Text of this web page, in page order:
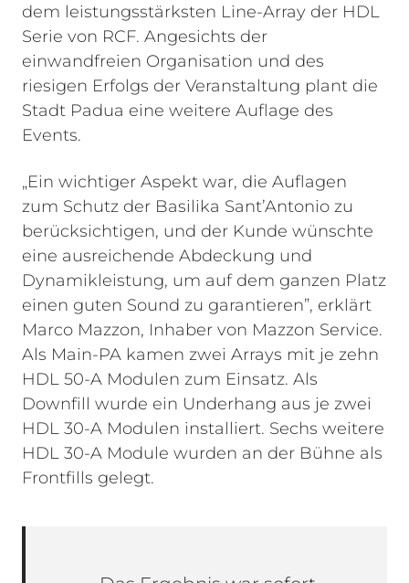
dem leistungsstärksten Line-Array der HDL
Serie von RCF. Angesichts der
einwandfreien Organisation und des
riesigen Erfolgs der Veranstaltung plant die
Stadt Padua eine weitere Auflage des
Events.
„Ein wichtiger Aspekt war, die Auflagen
zum Schutz der Basilika Sant’Antonio zu
berücksichtigen, und der Kunde wünschte
eine ausreichende Abdeckung und
Dynamikleistung, um auf dem ganzen Platz
einen guten Sound zu garantieren”, erklärt
Marco Mazzon, Inhaber von Mazzon Service.
Als Main-PA kamen zwei Arrays mit je zehn
HDL 50-A Modulen zum Einsatz. Als
Downfill wurde ein Underhang aus je zwei
HDL 30-A Modulen installiert. Sechs weitere
HDL 30-A Module wurden an der Bühne als
Frontfills gelegt.